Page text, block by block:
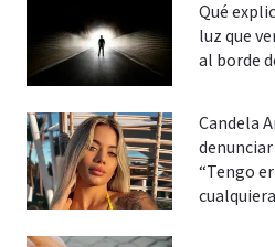
Qué
luz que
al borde
Candela
denunciar
“Tengo